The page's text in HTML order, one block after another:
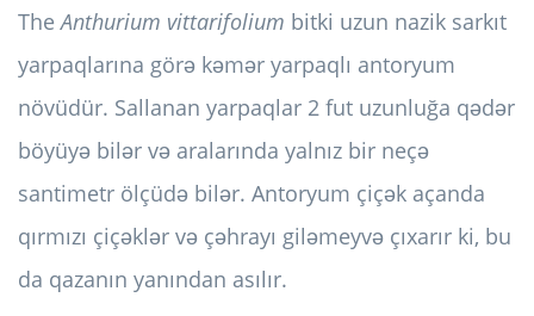
TheAnthurium vittarifolium bitki uzun nazik sarkıt
yarpaqlarına görə kəmər yarpaqlı antoryum
növüdür. Sallanan yarpaqlar 2 fut uzunluğa qədər
böyüyə bilər və aralarında yalnız bir neçə
santimetr ölçüdə bilər. Antoryum çiçək açanda
qırmızı çiçəklər və çəhrayı giləmeyvə çıxarır ki, bu
da qazanın yanından asılır.